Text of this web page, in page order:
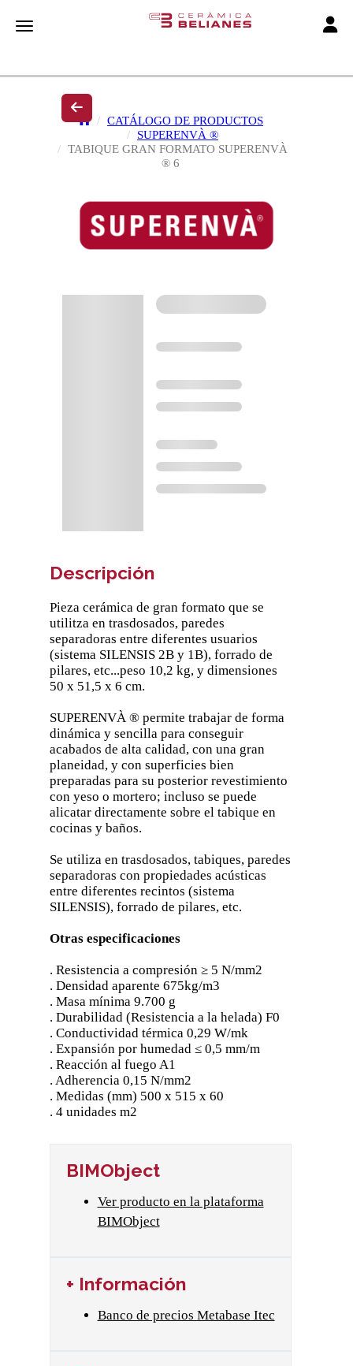
Toggle navigation
CATÁLOGO DE PRODUCTOS
SUPERENVÀ ®
TABIQUE GRAN FORMATO SUPERENVÀ
® 6
Descripción
Pieza cerámica de gran formato que se
utilitza en trasdosados, paredes
separadoras entre diferentes usuarios
(sistema SILENSIS 2B y 1B), forrado de
pilares, etc...peso 10,2 kg, y dimensiones
50 x 51,5 x 6 cm.
SUPERENVÀ ® permite trabajar de forma
dinámica y sencilla para conseguir
acabados de alta calidad, con una gran
planeidad, y con superficies bien
preparadas para su posterior revestimiento
con yeso o mortero; incluso se puede
alicatar directamente sobre el tabique en
cocinas y baños.
Se utiliza en trasdosados, tabiques, paredes
separadoras con propiedades acústicas
entre diferentes recintos (sistema
SILENSIS), forrado de pilares, etc.
Otras especificaciones
. Resistencia a compresión ≥ 5 N/mm2
. Densidad aparente 675kg/m3
. Masa mínima 9.700 g
. Durabilidad (Resistencia a la helada) F0
. Conductividad térmica 0,29 W/mk
. Expansión por humedad ≤ 0,5 mm/m
. Reacción al fuego A1
. Adherencia 0,15 N/mm2
. Medidas (mm) 500 x 515 x 60
. 4 unidades m2
BIMObject
Ver producto en la plataforma
BIMObject
+ Información
Banco de precios Metabase Itec